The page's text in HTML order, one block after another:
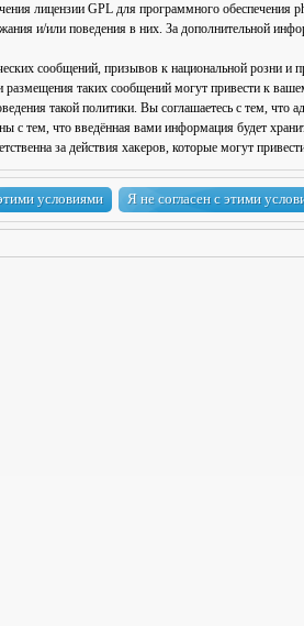
лицензии GPL для программного обеспечения
и/или поведения в них. За дополнительной
сообщений, призывов к национальной розни
таких сообщений могут привести к
такой политики. Вы соглашаетесь с тем,
тем, что введённая вами информация будет
за действия хакеров, которые могут